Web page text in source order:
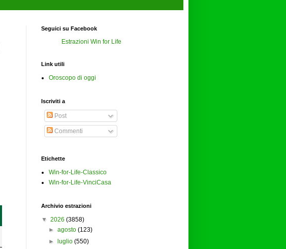
Seguici su Facebook
Estrazioni Win for Life
Link utili
Oroscopo di oggi
Iscriviti a
Post
Commenti
Etichette
Win-for-Life-Classico
Win-for-Life-VinciCasa
Archivio estrazioni
▼ 2026 (3858)
►agosto (123)
►
luglio (550)